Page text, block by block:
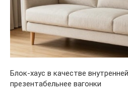
Блок-хаус в качестве
презентабельнее вагонки